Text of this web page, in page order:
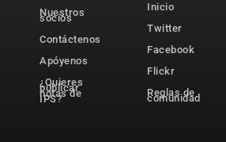
Nuestros
socios
Contáctenos
Apóyenos
¿Quieres
publicar
notas de
IPS?
Inicio
Twitter
Facebook
Flickr
Reglas de
comunidad